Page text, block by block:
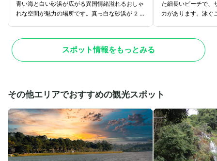
青い海と白い砂浜が広がる異国情緒溢れるおしゃ
れな空間が魅力の場所です。真っ白な砂浜が2k
撮影にも最適で「SNS映えする！」と多くの観光
客が訪れる有名スポットです。ビーチ沿いにはさ
まざまな売店やレストランが建ち並び、朝から夕
ト、ジェットスキーなど、海の楽しみ方がさらに
充実しています。ビーチでのんびり過ごすのもよ
し、アクティビティを楽しむもよしの、多彩な過
ごし方ができる場所です。
た細長いビーチで、
力があります。泳ぐ
動物と触れ合うこ
安心して訪れるこ
す。のんびりくつろ
スポット情報をもっとみる
その他エリアでおすすめの観光スポット